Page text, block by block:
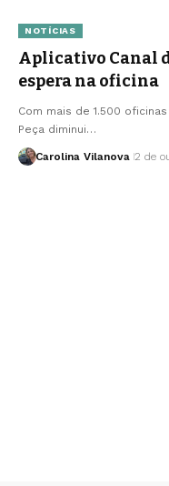
NOTÍCIAS
Aplicativo Canal
espera na oficina
Com mais de 1.500
Peça diminui…
Carolina Vilanova 2 de